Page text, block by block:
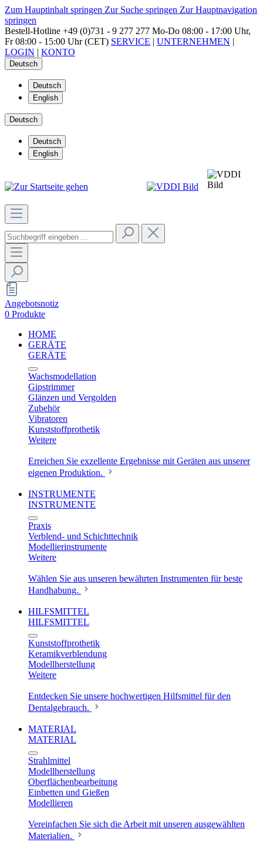
Zum Hauptinhalt springen Zur Suche springen Zur Hauptnavigation
springen
Bestell-Hotline +49 (0)731 - 9 277 277 Mo-Do 08:00 - 17:00 Uhr,
Fr 08:00 - 15:00 Uhr (CET) SERVICE | UNTERNEHMEN |
LOGIN | KONTO
Deutsch
Deutsch
English
Deutsch
Deutsch
English
Angebotsnotiz
0 Produkte
HOME
GERÄTE
GERÄTE
Wachsmodellation
Gipstrimmer
Glänzen und Vergolden
Zubehör
Vibratoren
Kunststoffprothetik
Weitere
Erreichen Sie exzellente Ergebnisse mit Geräten aus unserer
eigenen Produktion.
INSTRUMENTE
INSTRUMENTE
Praxis
Verblend- und Schichttechnik
Modellierinstrumente
Weitere
Wählen Sie aus unseren bewährten Instrumenten für beste
Handhabung.
HILFSMITTEL
HILFSMITTEL
Kunststoffprothetik
Keramikverblendung
Modellherstellung
Weitere
Entdecken Sie unsere hochwertigen Hilfsmittel für den
Dentalgebrauch.
MATERIAL
MATERIAL
Strahlmittel
Modellherstellung
Oberflächenbearbeitung
Einbetten und Gießen
Modellieren
Vereinfachen Sie sich die Arbeit mit unseren ausgewählten
Materialien.